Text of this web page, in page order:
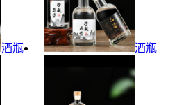
酒瓶 酒瓶